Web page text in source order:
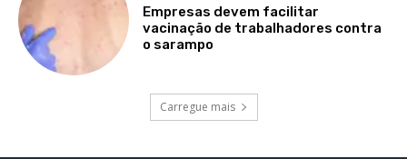
Empresas devem facilitar
vacinação de trabalhadores contra
o sarampo
Carregue mais